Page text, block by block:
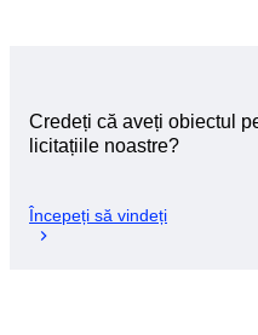
Credeți că aveți obiectul
licitațiile noastre?
Începeți să vindeți